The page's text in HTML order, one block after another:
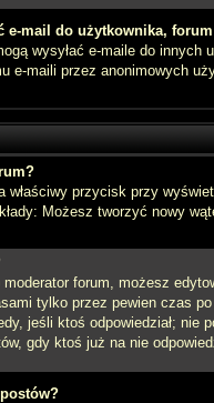
e-mail do użytkownika,
wysyłać e-maile do innych
e-maili przez anonimowych
przycisk przy
Możesz tworzyć nowy
forum, możesz
tylko przez pewien czas
jeśli ktoś odpowiedział;
gdy ktoś już na nie